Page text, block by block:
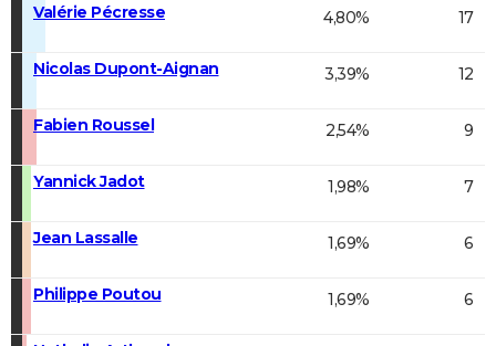
Valérie Pécresse 4,80% 17
Nicolas Dupont-Aignan 3,39% 12
Fabien Roussel 2,54% 9
Yannick Jadot 1,98% 7
Jean Lassalle 1,69% 6
Philippe Poutou 1,69% 6